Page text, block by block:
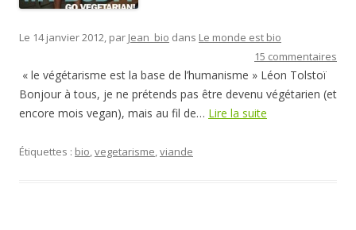
Le 14 janvier 2012, par Jean_bio dans Le monde est bio
15 commentaires
« le végétarisme est la base de l’humanisme » Léon Tolstoï
Bonjour à tous, je ne prétends pas être devenu végétarien (et
encore mois vegan), mais au fil de… Lire la suite
Étiquettes : bio,vegetarisme,viande